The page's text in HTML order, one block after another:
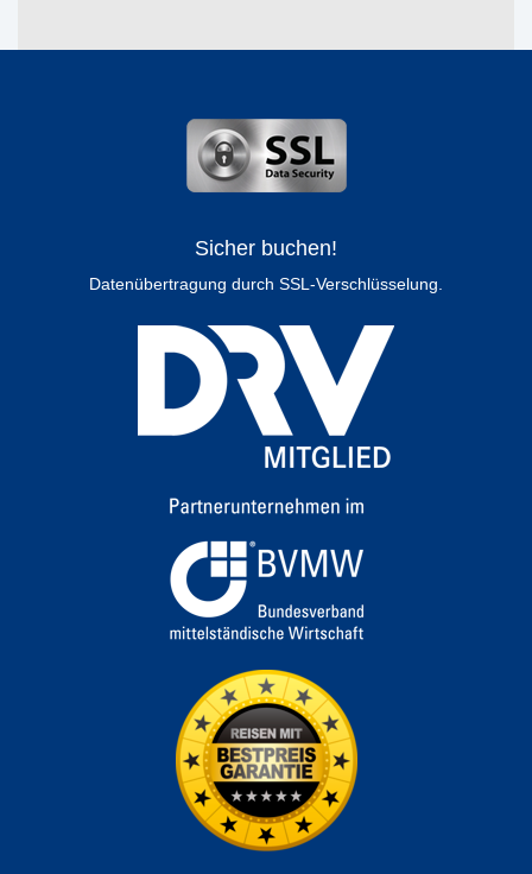
Sicher buchen!
Datenübertragung durch SSL-Verschlüsselung.